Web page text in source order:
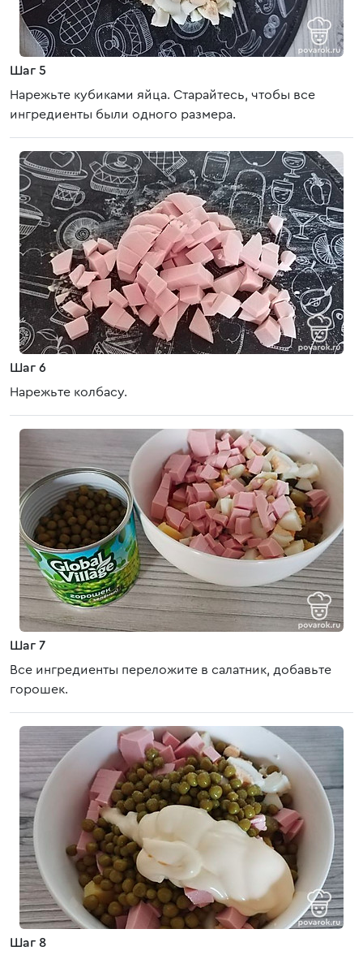
Шаг 5
Нарежьте кубиками яйца. Старайтесь, чтобы все
ингредиенты были одного размера.
Шаг 6
Нарежьте колбасу.
Шаг 7
Все ингредиенты переложите в салатник, добавьте
горошек.
Шаг 8